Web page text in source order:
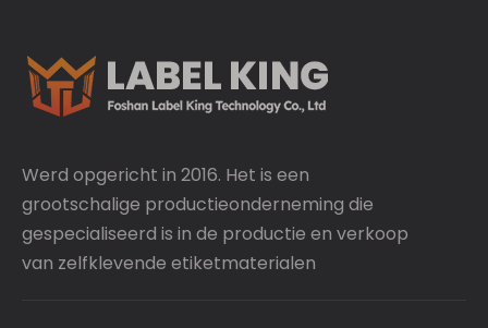
Werd opgericht in 2016. Het is een
grootschalige productieonderneming die
gespecialiseerd is in de productie en verkoop
van zelfklevende etiketmaterialen